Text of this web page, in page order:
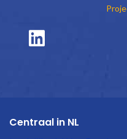
Centraal in NL